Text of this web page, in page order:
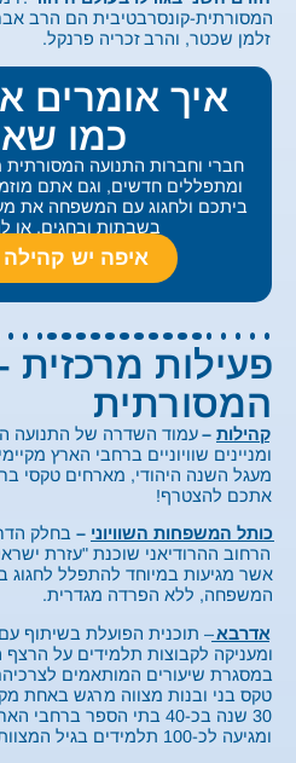
המסורתית-קונסרבטיבית הם הרב
זלמן שכטר, והרב זכריה פרנקל.
איך אומרים
כמו
חברי וחברות התנועה
ומתפללים חדשים, וגם אתם
ביתכם ולחגוג עם המשפחה את
בשבתות ובחגים, או
איפה יש
פעילות מרכזית
המסורתית
קהילות–
ומניינים שוויוניים ברחבי הארץ
מעגל השנה היהודי, מארחים טקסי בר
אתכם להצטרף!
כותל המשפחות השוויוני – בחלק
הרחוב ההרודיאני שוכנת "עזרת
אשר מגיעות במיוחד להתפלל לחגוג
המשפחה, ללא הפרדה מגדרית.
אדרבא – תוכנית הפועלת בשיתוף
ומעניקה לקבוצות תלמידים על
במסגרת שיעורים המותאמים
טקס בני ובנות מצווה מרגש באחת
30 שנה בכ-40 בתי הספר
ומגיעה לכ-100 תלמידים בגיל המצוות מידי שנה.